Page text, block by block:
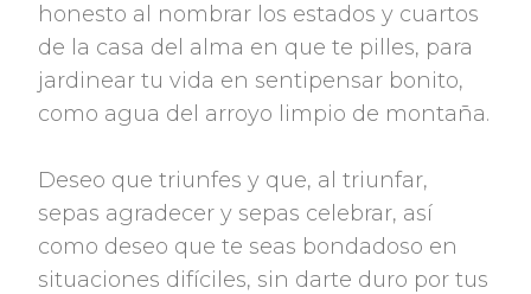
honesto al nombrar los estados y cuartos
de la casa del alma en que te pilles, para
jardinear tu vida en sentipensar bonito,
como agua del arroyo limpio de montaña.
Deseo que triunfes y que, al triunfar,
sepas agradecer y sepas celebrar, así
como deseo que te seas bondadoso en
situaciones difíciles, sin darte duro por tus